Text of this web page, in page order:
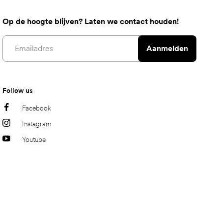
Op de hoogte blijven? Laten we contact houden!
Email address
Aanmelden
Follow us
Facebook
Instagram
Youtube